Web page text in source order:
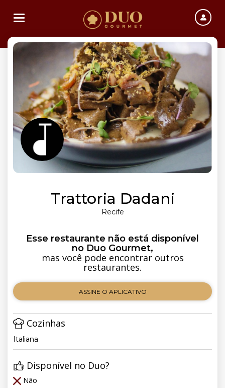
Toggle navigation
Trattoria Dadani
Recife
Esse restaurante não está disponível
no Duo Gourmet,
mas você pode encontrar outros
restaurantes.
ASSINE O APLICATIVO
Cozinhas
Italiana
Disponível no Duo?
Não